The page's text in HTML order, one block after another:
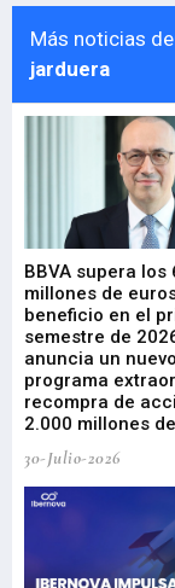
Más noticias de
jarduera
BBVA supera los
millones de
beneficio en el
semestre de
anuncia un nuevo
programa
recompra de
2.000 millones
30-Julio-2026